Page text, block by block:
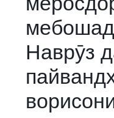
Наврӯз